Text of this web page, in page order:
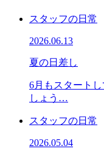
スタッフの日常
2026.06.13
夏の日差し
6月もスタート
しょう…
スタッフの日常
2026.05.04